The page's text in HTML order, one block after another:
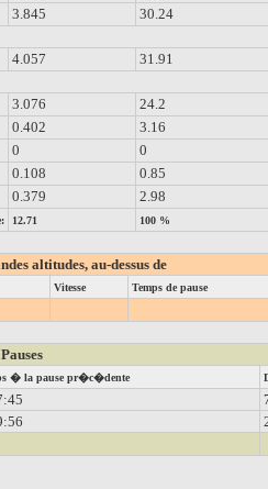
3.845
30.24
4.057
31.91
3.076 24.2
0.402 3.16
0 0
0.108 0.85
0.379 2.98
12.71 100 %
altitudes, au-dessus de
Vitesse
Temps de pause
Pauses
� la pause pr�c�dente